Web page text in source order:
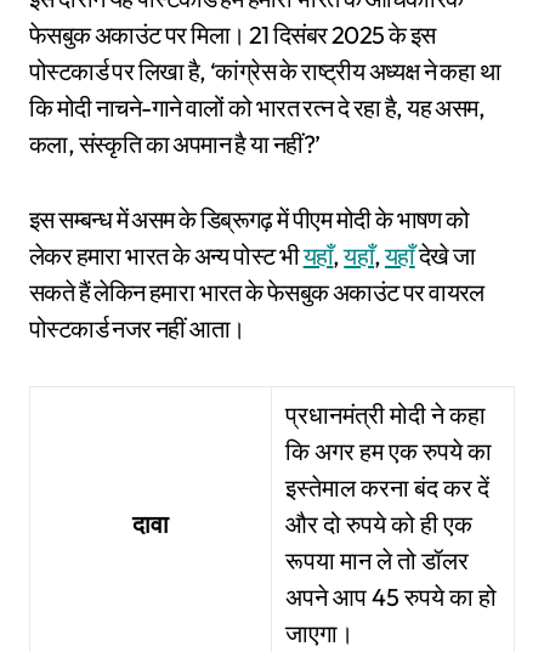
फेसबुक अकाउंट पर मिला। 21 दिसंबर 2025 के इस
पोस्टकार्ड पर लिखा है, ‘कांग्रेस के राष्ट्रीय अध्यक्ष ने कहा था
कि मोदी नाचने-गाने वालों को भारत रत्न दे रहा है, यह असम,
कला, संस्कृति का अपमान है या नहीं?’
इस सम्बन्ध में असम के डिब्रूगढ़ में पीएम मोदी के भाषण को
लेकर हमारा भारत के अन्य पोस्ट भीयहाँ,यहाँ,यहाँदेखे जा
सकते हैं लेकिन हमारा भारत के फेसबुक अकाउंट पर वायरल
पोस्टकार्ड नजर नहीं आता।
दावा
प्रधानमंत्री मोदी ने कहा
कि अगर हम एक रुपये का
इस्तेमाल करना बंद कर दें
और दो रुपये को ही एक
रूपया मान ले तो डॉलर
अपने आप 45 रुपये का हो
जाएगा।